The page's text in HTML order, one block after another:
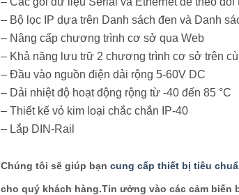
– Bộ lọc IP dựa trên Danh sách đen và Danh
– Nâng cấp chương trình cơ sở qua Web
– Khả năng lưu trữ 2 chương trình cơ sở trên
– Đầu vào nguồn điện dải rộng 5-60V DC
– Dải nhiệt độ hoạt động rộng từ -40 đến 85 °C
– Thiết kế vỏ kim loại chắc chắn IP-40
– Lắp DIN-Rail
Chúng tôi sẽ giúp bạn cung cấp thiết bị tiêu
cho quý khách hàng.Tin ưởng vào các cảm biến